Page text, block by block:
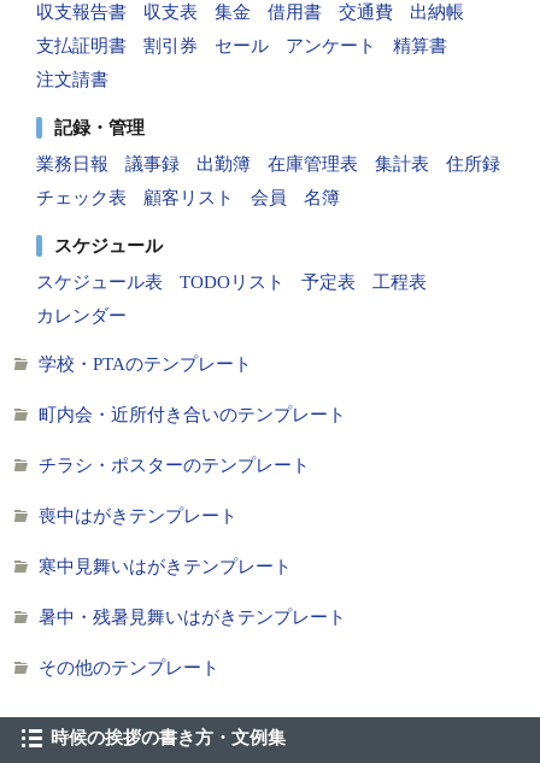
収支報告書
収支表 集金 借用書 交通費
出納帳
支払証明書
割引券 セール アンケート
精算書
注文請書
記録・管理
業務日報
議事録 出勤簿 在庫管理表 集計表
住所録
チェック表
顧客リスト 会員 名簿
スケジュール
スケジュール表
TODOリスト 予定表
工程表
カレンダー
学校・PTAのテンプレート
町内会・近所付き合いのテンプレート
チラシ・ポスターのテンプレート
喪中はがきテンプレート
寒中見舞いはがきテンプレート
暑中・残暑見舞いはがきテンプレート
その他のテンプレート
時候の挨拶の書き方・文例集